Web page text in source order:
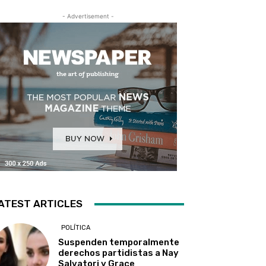
- Advertisement -
ARTICLES
POLÍTICA
Suspenden temporalmente
derechos partidistas a Nay